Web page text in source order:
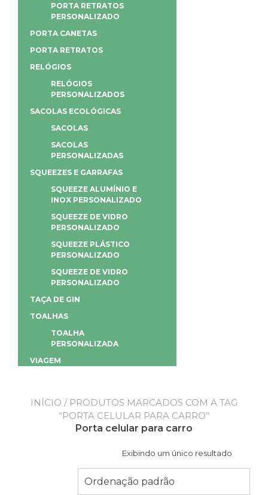
INÍCIO / PRODUTOS MARCADOS COM A TAG
“PORTA CELULAR PARA CARRO”
Porta celular para carro
Exibindo um único resultado
Ordenação padrão
PORTA RETRATOS
PERSONALIZADO
PORTA CANETAS
PORTA RETRATOS
RELÓGIOS
RELÓGIOS
PERSONALIZADOS
SACOLAS ECOLÓGICAS
SACOLAS
SACOLAS
PERSONALIZADAS
SQUEEZES E GARRAFAS
SQUEEZE ALUMÍNIO E
INOX PERSONALIZADO
SQUEEZE DE VIDRO
PERSONALIZADO
SQUEEZE PLÁSTICO
PERSONALIZADO
SQUEEZE DE VIDRO
PERSONALIZADO
TAÇA DE GIN
TOALHAS
TOALHA
PERSONALIZADA
VIAGEM